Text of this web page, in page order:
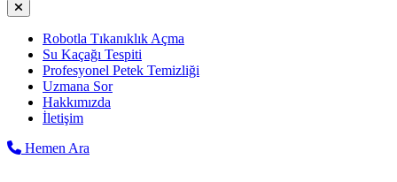
Robotla Tıkanıklık Açma
Su Kaçağı Tespiti
Profesyonel Petek Temizliği
Uzmana Sor
Hakkımızda
İletişim
Hemen Ara